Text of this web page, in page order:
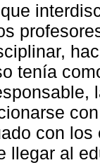
tenía
con
llegar al